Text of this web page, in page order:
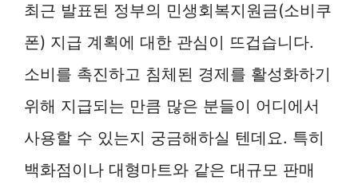
최근 발표된 정부의 민생회복지원금(소비쿠
폰) 지급 계획에 대한 관심이 뜨겁습니다.
소비를 촉진하고 침체된 경제를 활성화하기
위해 지급되는 만큼 많은 분들이 어디에서
사용할 수 있는지 궁금해하실 텐데요. 특히
백화점이나 대형마트와 같은 대규모 판매